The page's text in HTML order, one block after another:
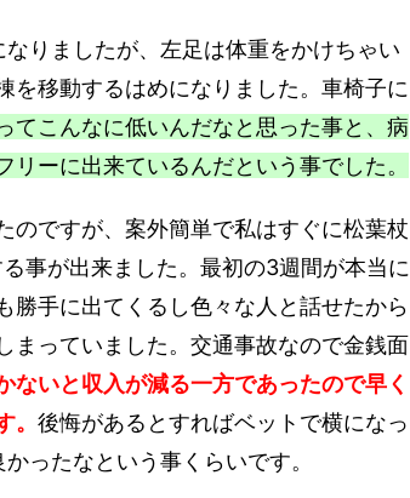
りましたが、左足は体重をかけちゃい
を移動するはめになりました。車椅子に
てこんなに低いんだなと思った事と、病
ーに出来ているんだという事でした。
のですが、案外簡単で私はすぐに松葉杖
事が出来ました。最初の3週間が本当に
勝手に出てくるし色々な人と話せたから
まっていました。交通事故なので金銭面
ないと収入が減る一方であったので早く
後悔があるとすればベットで横になっ
ったなという事くらいです。